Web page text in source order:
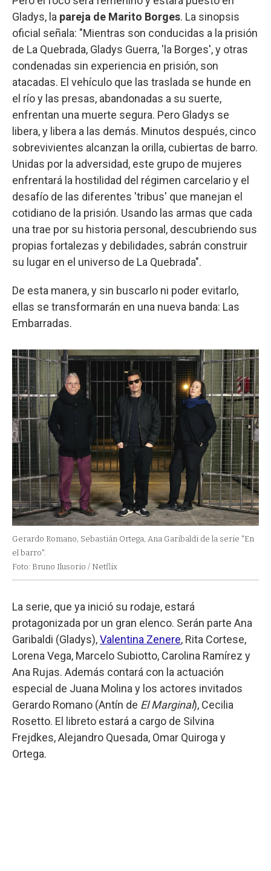
Gladys, la pareja de Marito Borges. La sinopsis
oficial señala: "Mientras son conducidas a la prisión
de La Quebrada, Gladys Guerra, 'la Borges', y otras
condenadas sin experiencia en prisión, son
atacadas. El vehículo que las traslada se hunde en
el río y las presas, abandonadas a su suerte,
enfrentan una muerte segura. Pero Gladys se
libera, y libera a las demás. Minutos después, cinco
sobrevivientes alcanzan la orilla, cubiertas de barro.
Unidas por la adversidad, este grupo de mujeres
enfrentará la hostilidad del régimen carcelario y el
desafío de las diferentes 'tribus' que manejan el
cotidiano de la prisión. Usando las armas que cada
una trae por su historia personal, descubriendo sus
propias fortalezas y debilidades, sabrán construir
su lugar en el universo de La Quebrada".
De esta manera, y sin buscarlo ni poder evitarlo,
ellas se transformarán en una nueva banda: Las
Embarradas.
Gerardo Romano, Sebastián Ortega, Ana Garibaldi de la serie "En
el barro".
Foto: Bruno Ilusorio / Netflix
La serie, que ya inició su rodaje, estará
protagonizada por un gran elenco. Serán parte Ana
Garibaldi (Gladys),Valentina Zenere, Rita Cortese,
Lorena Vega, Marcelo Subiotto, Carolina Ramírez y
Ana Rujas. Además contará con la actuación
especial de Juana Molina y los actores invitados
Gerardo Romano (Antín de El Marginal), Cecilia
Rosetto. El libreto estará a cargo de Silvina
Frejdkes, Alejandro Quesada, Omar Quiroga y
Ortega.